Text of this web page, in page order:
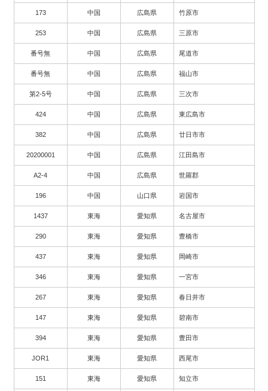
173 中国 広島県 竹原市
253 中国 広島県 三原市
番号無 中国 広島県 尾道市
番号無 中国 広島県 福山市
第2-5号 中国 広島県 三次市
424 中国 広島県 東広島市
382 中国 広島県 廿日市市
20200001 中国 広島県 江田島市
A2-4 中国 広島県 世羅郡
196 中国 山口県 岩国市
1437 東海 愛知県 名古屋市
290 東海 愛知県 豊橋市
437 東海 愛知県 岡崎市
346 東海 愛知県 一宮市
267 東海 愛知県 春日井市
147 東海 愛知県 碧南市
394 東海 愛知県 豊田市
JOR1 東海 愛知県 西尾市
151 東海 愛知県 知立市